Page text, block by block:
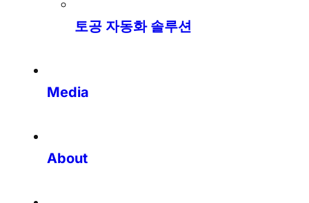
토공 자동화 솔루션
Media
About